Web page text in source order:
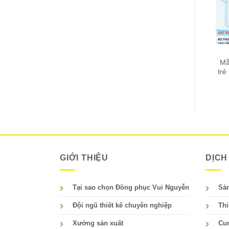
trẻ
GIỚI THIỆU
Tại sao chọn Đồng phục Vui Nguyễn
Đội ngũ thiết kế chuyên nghiệp
Xưởng sản xuất